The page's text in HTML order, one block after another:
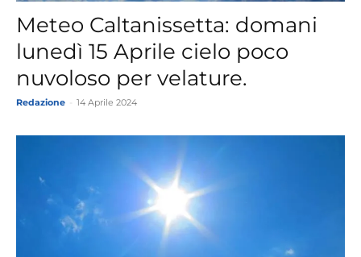
Meteo Caltanissetta: domani
lunedì 15 Aprile cielo poco
nuvoloso per velature.
Redazione 14 Aprile 2024